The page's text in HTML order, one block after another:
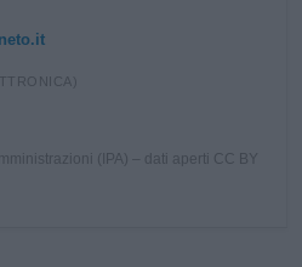
(IPA) – dati aperti CC BY